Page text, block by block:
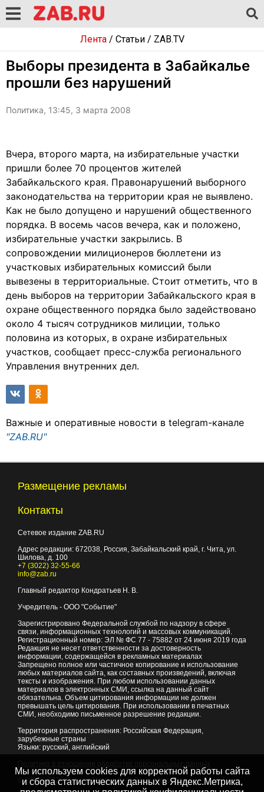
Лента/ Статьи/ ZAB.TV
Выборы президента в Забайкалье
прошли без нарушений
Политика, 13:45, 3 марта 2008
Вчера, второго марта, на избирательные участки
пришли более 70 процентов жителей
Забайкальского края. Правонарушений выборного
законодательства на территории края не выявлено.
Как не было допущено и нарушений общественного
порядка. В восемь часов вечера, как и положено,
избирательные участки закрылись. В
сопровождении милиционеров бюллетени из
участковых избирательных комиссий были
вывезены в территориальные. Стоит отметить, что в
день выборов на территории Забайкальского края в
охране общественного порядка было задействовано
около 4 тысяч сотрудников милиции, только
половина из которых, в охране избирательных
участков, сообщает пресс-служба регионального
Управления внутренних дел.
Важные и оперативные новости в telegram-канале
"ZAB.RU"
Размещение рекламы
Контакты
Сетевое издание ZAB.RU
Адрес редакции: 672038, Россия, Забайкальский край, г. Чита, ул.
Шилова, д. 100
+7 (3022) 32-55-66
info@zab.ru
Главный редактор Кондратьев Н. В.
Учредитель - ООО "Событие"
Зарегистрировано Федеральной службой по надзору в сфере
связи, информационных технологий и массовых коммуникаций.
Регистрационный номер: ЭЛ № ФС 77 - 75882 от 24 июня 2019 года
Редакция не несет ответственности за достоверность
информации, содержащейся в рекламных материалах
Запрещено полное или частичное копирование и использование
любых материалов сайта, как составных произведений, включая
тексты и изображения. При любом использовании данных
материалов в электронных СМИ, ссылка на данный сайт
обязательна. Объем цитирования информации не должен
превышать цель цитирования. При использовании в печатных
СМИ, необходимо письменное разрешение редакции.
Территория распространения: Российская Федерация,
зарубежные страны
Языки: русский, английский
© 2007 - 2026Портал Читы и Забайкальского края
Мы используем cookies для корректной работы сайта
и сбора статистических данных в Яндекс.Метрика,